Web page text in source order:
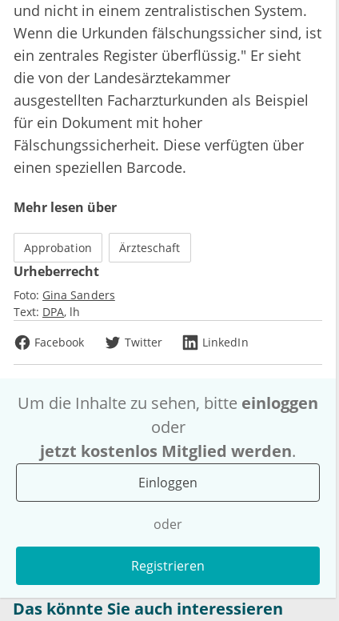
und nicht in einem zentralistischen System.
Wenn die Urkunden fälschungssicher sind, ist
ein zentrales Register überflüssig." Er sieht
die von der Landesärztekammer
ausgestellten Facharzturkunden als Beispiel
für ein Dokument mit hoher
Fälschungssicherheit. Diese verfügten über
einen speziellen Barcode.
Mehr lesen über
Approbation Ärzteschaft
Urheberrecht
Foto: Gina Sanders
Text: DPA lh
Facebook
Twitter LinkedIn
Um die Inhalte zu sehen, bitte einloggen
oder
jetzt kostenlos Mitglied werden.
Einloggen
oder
Registrieren
Das könnte Sie auch interessieren